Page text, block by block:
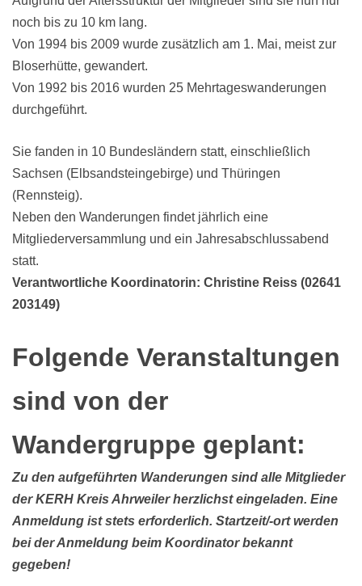
noch bis zu 10 km lang.
Von 1994 bis 2009 wurde zusätzlich am 1. Mai, meist zur
Bloserhütte, gewandert.
Von 1992 bis 2016 wurden 25 Mehrtageswanderungen
durchgeführt.
Sie fanden in 10 Bundesländern statt, einschließlich
Sachsen (Elbsandsteingebirge) und Thüringen
(Rennsteig).
Neben den Wanderungen findet jährlich eine
Mitgliederversammlung und ein Jahresabschlussabend
statt.
Verantwortliche Koordinatorin: Christine Reiss (02641
203149)
Folgende Veranstaltungen
sind von der
Wandergruppe geplant:
Zu den aufgeführten Wanderungen sind alle Mitglieder
der KERH Kreis Ahrweiler herzlichst eingeladen. Eine
Anmeldung ist stets erforderlich. Startzeit/-ort werden
bei der Anmeldung beim Koordinator bekannt
gegeben!